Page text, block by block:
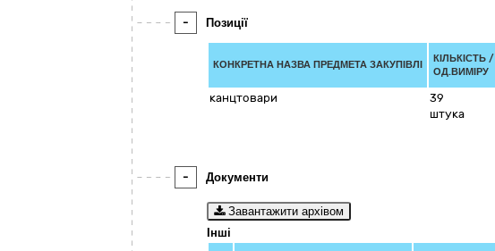
- Позиції
КОНКРЕТНА НАЗВА ПРЕДМЕТА ЗАКУПІВЛІ
КІЛЬКІСТЬ /
ОД.ВИМІРУ
канцтовари
39
штука
- Документи
Завантажити архівом
Інші